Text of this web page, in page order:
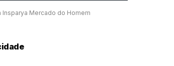
Insparya Mercado do Homem